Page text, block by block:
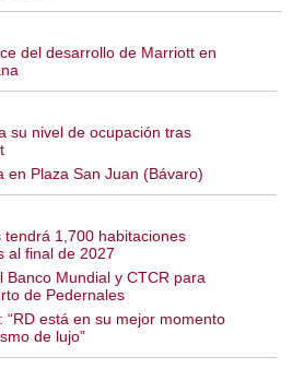
del desarrollo de Marriott en
su nivel de ocupación tras
en Plaza San Juan (Bávaro)
tendrá 1,700 habitaciones
al final de 2027
Banco Mundial y CTCR para
de Pedernales
“RD está en su mejor momento
de lujo”